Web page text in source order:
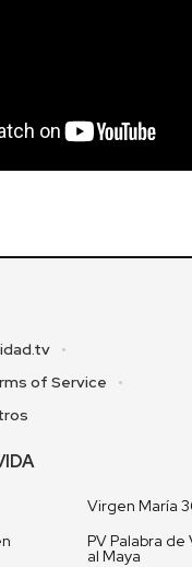
of Service
Virgen María
PV Palabra
al Maya